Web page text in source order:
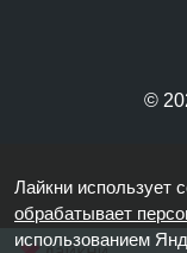
©
Лайкни использует
обрабатывает
использованием